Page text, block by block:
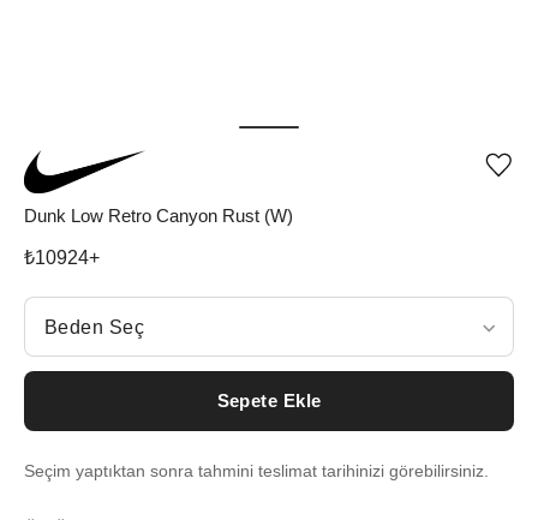
Dunk Low Retro Canyon Rust (W)
₺10924+
Beden Seç
Beden Seç
Sepete Ekle
Seçim yaptıktan sonra tahmini teslimat tarihinizi görebilirsiniz.